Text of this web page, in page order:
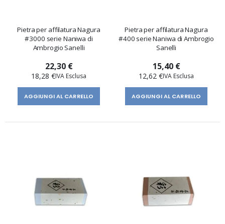
Pietra per affilatura Nagura
#3000 serie Naniwa di
Ambrogio Sanelli
22,30 €
18,28 €
AGGIUNGI AL CARRELLO
Pietra per affilatura Nagura
#400 serie Naniwa di Ambrogio
Sanelli
15,40 €
12,62 €
AGGIUNGI AL CARRELLO